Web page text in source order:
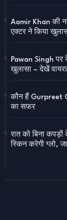
Aamir Khan की
एक्टर ने किया
Pawan Singh पर
खुलासा – देखें
कौन हैं Gurpreet
का सफर
रात को बिना
स्किन करेगी ग्लो,